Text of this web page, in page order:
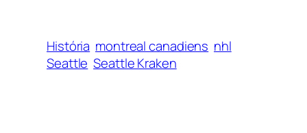
História montreal canadiens nhl
Seattle Seattle Kraken